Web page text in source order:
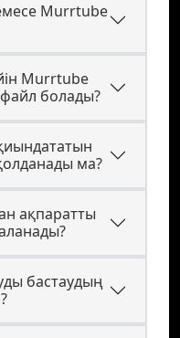
Murrtube
Murrtube
болады?
ма?
ақпаратты
бастаудың